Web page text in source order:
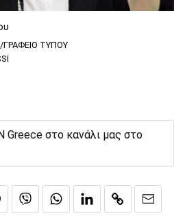
ΤΥΠΟΥ
Greece στο κανάλι μας στο